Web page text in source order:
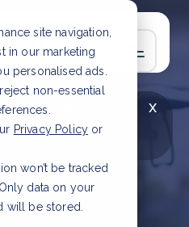
site navigation,
in our marketing
personalised ads.
non-essential
Privacy Policy or
won’t be tracked
data on your
will be stored.
x
en uw positie als
er in 2026?Lees